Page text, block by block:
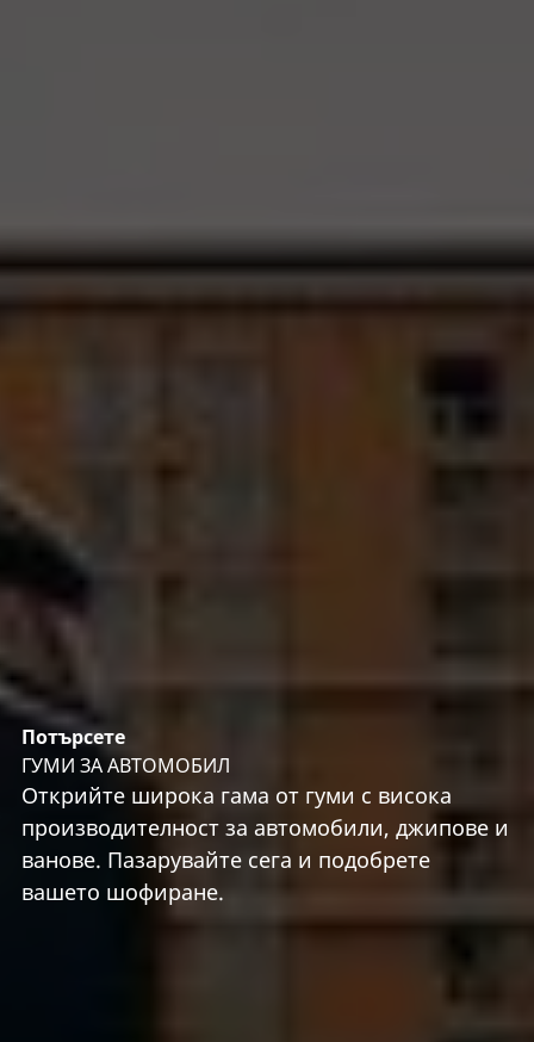
Потърсете
ГУМИ ЗА АВТОМОБИЛ
Открийте широка гама от гуми с висока
производителност за автомобили, джипове и
ванове. Пазарувайте сега и подобрете
вашето шофиране.